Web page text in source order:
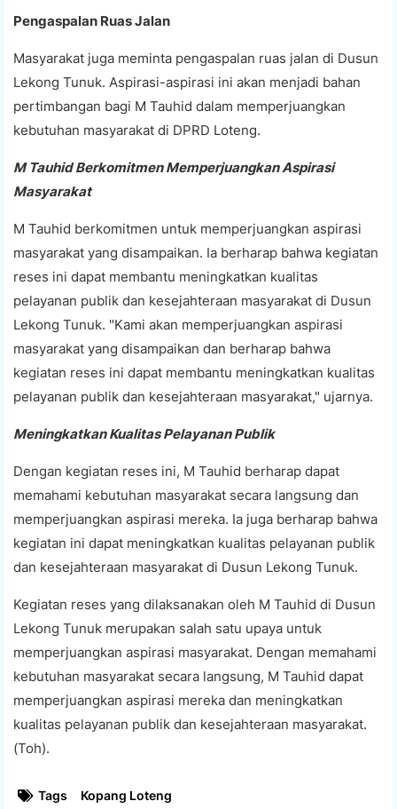
Pengaspalan Ruas Jalan
Masyarakat juga meminta pengaspalan ruas jalan di Dusun
Lekong Tunuk. Aspirasi-aspirasi ini akan menjadi bahan
pertimbangan bagi M Tauhid dalam memperjuangkan
kebutuhan masyarakat di DPRD Loteng.
M Tauhid Berkomitmen Memperjuangkan Aspirasi
Masyarakat
M Tauhid berkomitmen untuk memperjuangkan aspirasi
masyarakat yang disampaikan. Ia berharap bahwa kegiatan
reses ini dapat membantu meningkatkan kualitas
pelayanan publik dan kesejahteraan masyarakat di Dusun
Lekong Tunuk. "Kami akan memperjuangkan aspirasi
masyarakat yang disampaikan dan berharap bahwa
kegiatan reses ini dapat membantu meningkatkan kualitas
pelayanan publik dan kesejahteraan masyarakat," ujarnya.
Meningkatkan Kualitas Pelayanan Publik
Dengan kegiatan reses ini, M Tauhid berharap dapat
memahami kebutuhan masyarakat secara langsung dan
memperjuangkan aspirasi mereka. Ia juga berharap bahwa
kegiatan ini dapat meningkatkan kualitas pelayanan publik
dan kesejahteraan masyarakat di Dusun Lekong Tunuk.
Kegiatan reses yang dilaksanakan oleh M Tauhid di Dusun
Lekong Tunuk merupakan salah satu upaya untuk
memperjuangkan aspirasi masyarakat. Dengan memahami
kebutuhan masyarakat secara langsung, M Tauhid dapat
memperjuangkan aspirasi mereka dan meningkatkan
kualitas pelayanan publik dan kesejahteraan masyarakat.
(Toh).
Tags Kopang Loteng